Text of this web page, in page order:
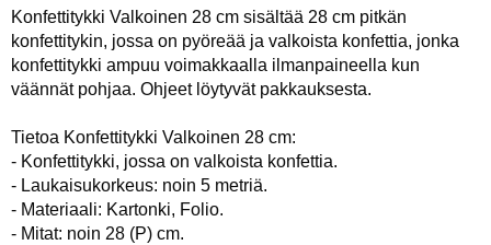
Konfettitykki Valkoinen 28 cm sisältää 28 cm pitkän
konfettitykin, jossa on pyöreää ja valkoista konfettia, jonka
konfettitykki ampuu voimakkaalla ilmanpaineella kun
väännät pohjaa. Ohjeet löytyvät pakkauksesta.
Tietoa Konfettitykki Valkoinen 28 cm:
- Konfettitykki, jossa on valkoista konfettia.
- Laukaisukorkeus: noin 5 metriä.
- Materiaali: Kartonki, Folio.
- Mitat: noin 28 (P) cm.